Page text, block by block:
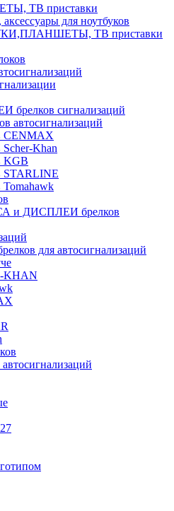
ТВ приставки
для ноутбуков
ТВ приставки
сигнализаций
автосигнализаций
CENMAX
Scher-Khan
KGB
STARLINE
Tomahawk
и ДИСПЛЕИ брелков
для автосигнализаций
KHAN